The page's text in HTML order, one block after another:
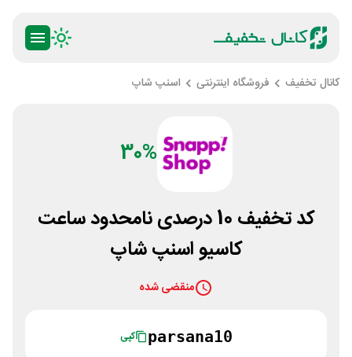
کانال تخفیف فروشگاه اینترنتی اسنپ شاپ
30%
کد تخفیف 10 درصدی نامحدود ساعت
کاسیو اسنپ شاپ
منقضی شده
parsana10 کپی